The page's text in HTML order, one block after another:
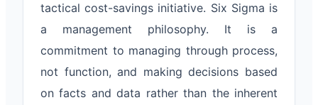
tactical cost-savings initiative. Six Sigma is
a management philosophy. It is a
commitment to managing through process,
not function, and making decisions based
on facts and data rather than the inherent